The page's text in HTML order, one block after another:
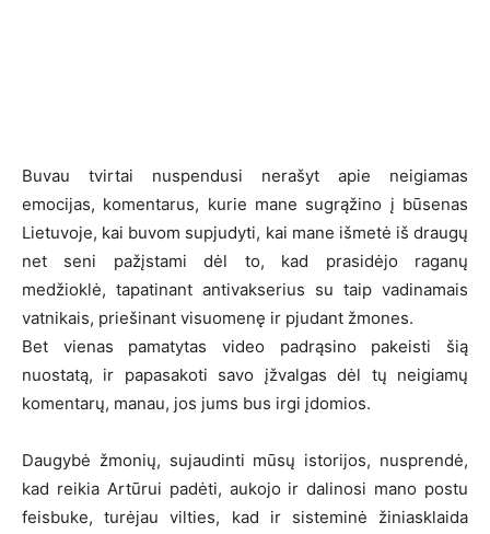
Buvau tvirtai nuspendusi nerašyt apie neigiamas
emocijas, komentarus, kurie mane sugrąžino į būsenas
Lietuvoje, kai buvom supjudyti, kai mane išmetė iš draugų
net seni pažįstami dėl to, kad prasidėjo raganų
medžioklė, tapatinant antivakserius su taip vadinamais
vatnikais, priešinant visuomenę ir pjudant žmones.
Bet vienas pamatytas video padrąsino pakeisti šią
nuostatą, ir papasakoti savo įžvalgas dėl tų neigiamų
komentarų, manau, jos jums bus irgi įdomios.
Daugybė žmonių, sujaudinti mūsų istorijos, nusprendė,
kad reikia Artūrui padėti, aukojo ir dalinosi mano postu
feisbuke, turėjau vilties, kad ir sisteminė žiniasklaida